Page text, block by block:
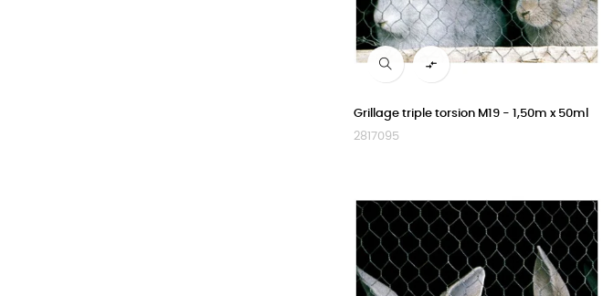

Grillage triple torsion M19 - 1,50m x 50ml
2817095